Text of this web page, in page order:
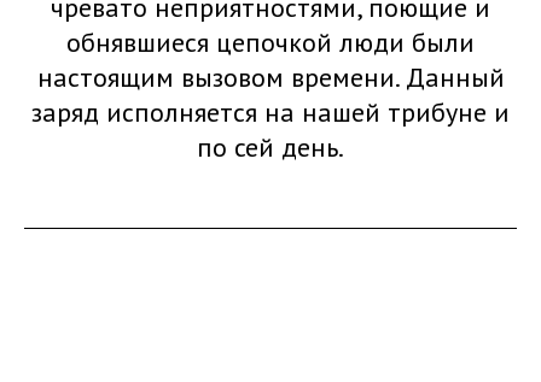
обнявшиеся цепочкой люди были
настоящим вызовом времени. Данный
заряд исполняется на нашей трибуне и
по сей день.